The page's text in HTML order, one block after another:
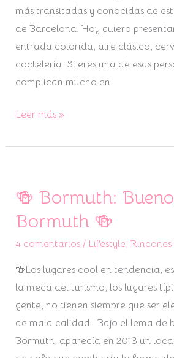
más transitadas y conocidas de
de Barcelona. Hoy quiero
entrada colorida, aire clásico,
coctelería. Si eres una de esas
complican mucho en
Leer más »
🍻 Bormuth:
Bormuth 🍻
4 comentarios / Lifestyle,
🍻Los lugares cool en tendencia,
la meca del turismo, los lugares
gente, no tienen siempre que ser
de mala calidad. Bajo el lema de
Bormuth, aparecía en 2013 un
🍻
Bueno,
Bonito,
Bormuth
🍻